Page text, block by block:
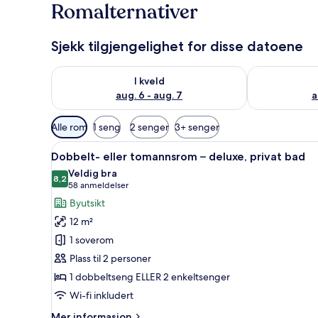
Romalternativer
Sjekk tilgjengelighet for disse datoene
I kveld
aug. 6 - aug. 7
Sjekk tilgjengelighet for i kveld, aug. 6 - aug. 7
Sjekk
Tilgjengelige
filtre
for
rom
Alle rom 1 seng 2 senger 3+ senger
Åpne
alle
bildene
av
Dobbelt-
eller
tomannsrom
–
deluxe,
privat
bad
Dobbelt- eller tomannsrom
29
Dobbelt- eller tomannsrom – deluxe, privat bad
8,28,2 av 10
Veldig bra
58 anmeldelser
(58
anmeldelser)
Byutsikt
12 m²
1 soverom
Plass til 2 personer
1 dobbeltseng ELLER 2 enkeltsenger
Wi-fi inkludert